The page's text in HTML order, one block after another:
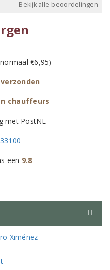
Bekijk alle beoordelingen
€6,95)
chauffeurs
met PostNL
een 9.8
Ximénez